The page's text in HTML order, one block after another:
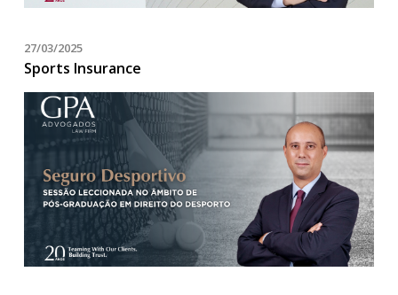
27/03/2025
Sports Insurance